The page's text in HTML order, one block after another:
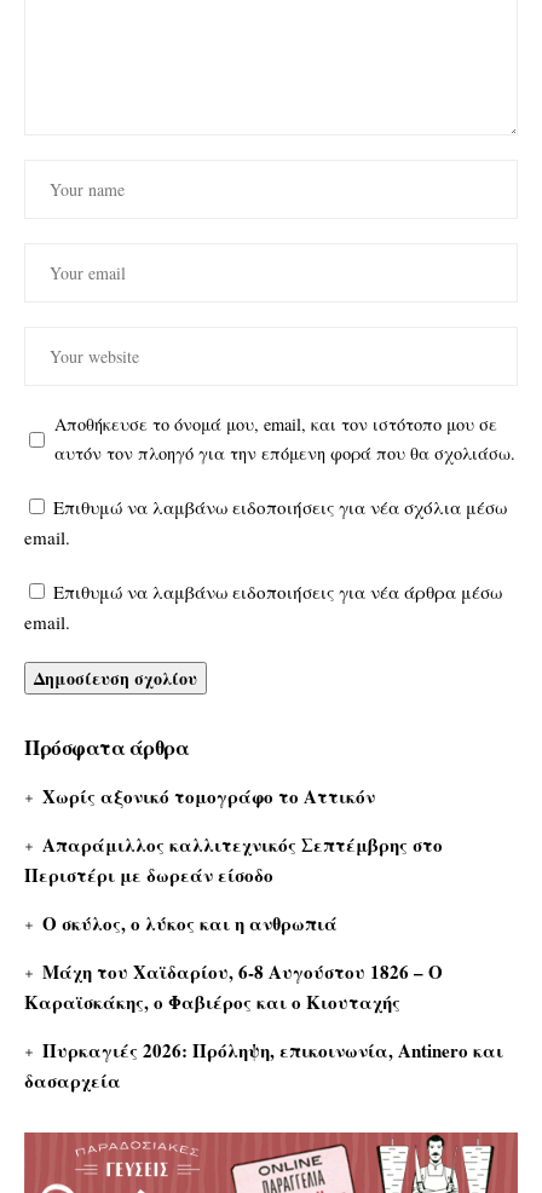
Αποθήκευσε το όνομά μου, email, και τον ιστότοπο μου σε
αυτόν τον πλοηγό για την επόμενη φορά που θα σχολιάσω.
Επιθυμώ να λαμβάνω ειδοποιήσεις για νέα σχόλια μέσω
email.
Επιθυμώ να λαμβάνω ειδοποιήσεις για νέα άρθρα μέσω
email.
Πρόσφατα άρθρα
Χωρίς αξονικό τομογράφο το Αττικόν
Απαράμιλλος καλλιτεχνικός Σεπτέμβρης στο
Περιστέρι με δωρεάν είσοδο
Ο σκύλος, ο λύκος και η ανθρωπιά
Μάχη του Χαϊδαρίου, 6-8 Αυγούστου 1826 – Ο
Καραϊσκάκης, ο Φαβιέρος και ο Κιουταχής
Πυρκαγιές 2026: Πρόληψη, επικοινωνία, Antinero και
δασαρχεία